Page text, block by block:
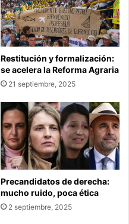
Restitución y formalización:
se acelera la Reforma Agraria
21 septiembre, 2025
Precandidatos de derecha:
mucho ruido, poca ética
2 septiembre, 2025